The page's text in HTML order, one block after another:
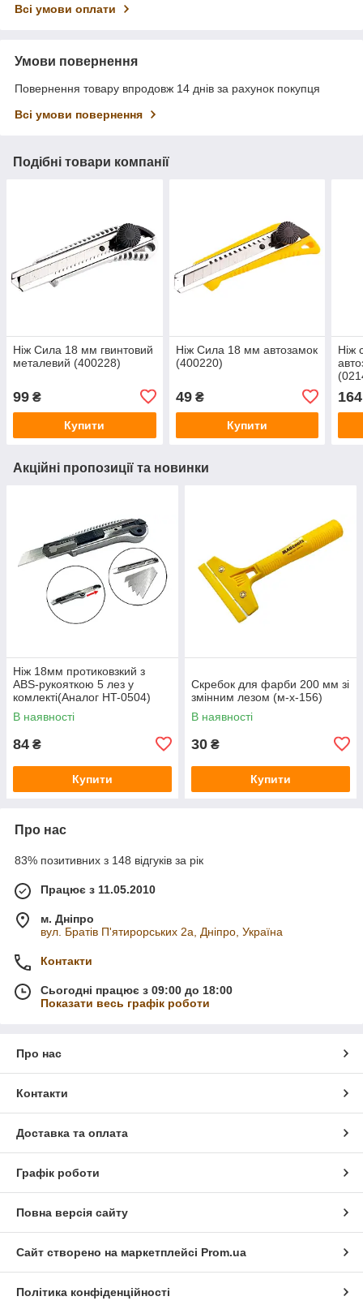
Всі умови оплати
Умови повернення
Повернення товару впродовж 14 днів за рахунок покупця
Всі умови повернення
Подібні товари компанії
Ніж Сила 18 мм гвинтовий
металевий (400228)
99 ₴
Купити
Ніж Сила 18 мм автозамок
(400220)
49₴
Купити
Ніж
164
Акційні пропозиції та новинки
Ніж 18мм протиковзкий з
ABS‑рукояткою 5 лез у
комлекті(Аналог HT-0504)
(124173)
В наявності
84 ₴
Купити
Скребок для фарби 200 мм зі
змінним лезом (м-х-156)
В наявності
30 ₴
Купити
Про нас
83% позитивних з 148 відгуків за рік
Працює з 11.05.2010
м. Дніпро
вул. Братів П'ятирорських 2а, Дніпро, Україна
Контакти
Сьогодні працює з 09:00 до 18:00
Показати весь графік роботи
Про нас
Контакти
Доставка та оплата
Графік роботи
Повна версія сайту
Сайт створено на маркетплейсі Prom.ua
Політика конфіденційності